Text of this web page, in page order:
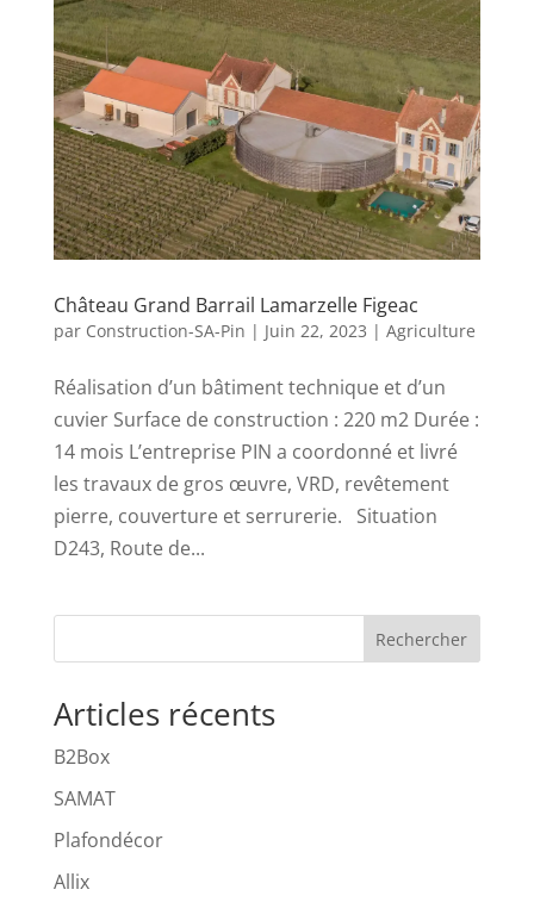
Château Grand Barrail Lamarzelle Figeac
par Construction-SA-Pin | Juin 22, 2023 | Agriculture
Réalisation d’un bâtiment technique et d’un
cuvier Surface de construction : 220 m2 Durée :
14 mois L’entreprise PIN a coordonné et livré
les travaux de gros œuvre, VRD, revêtement
pierre, couverture et serrurerie. Situation
D243, Route de...
Rechercher
Articles récents
B2Box
SAMAT
Plafondécor
Allix